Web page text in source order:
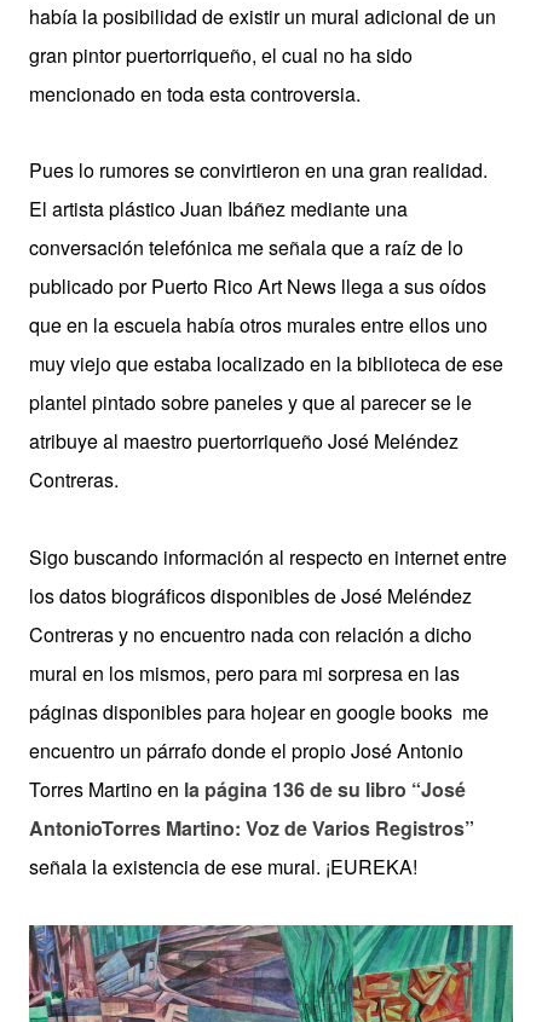
había la posibilidad de existir un mural adicional de un
gran pintor puertorriqueño, el cual no ha sido
mencionado en toda esta controversia.
Pues lo rumores se convirtieron en una gran realidad.
El artista plástico Juan Ibáñez mediante una
conversación telefónica me señala que a raíz de lo
publicado por Puerto Rico Art News llega a sus oídos
que en la escuela había otros murales entre ellos uno
muy viejo que estaba localizado en la biblioteca de ese
plantel pintado sobre paneles y que al parecer se le
atribuye al maestro puertorriqueño José Meléndez
Contreras.
Sigo buscando información al respecto en internet entre
los datos biográficos disponibles de José Meléndez
Contreras y no encuentro nada con relación a dicho
mural en los mismos, pero para mi sorpresa en las
páginas disponibles para hojear en google books me
encuentro un párrafo donde el propio José Antonio
Torres Martino en la página 136 de su libro “José
AntonioTorres Martino: Voz de Varios Registros”
señala la existencia de ese mural. ¡EUREKA!